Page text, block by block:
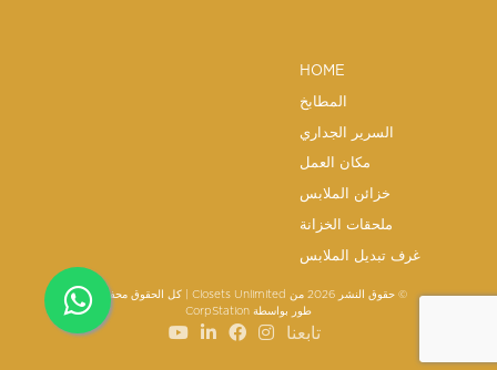
HOME
المطابخ
السرير الجداري
مكان العمل
خزائن الملابس
ملحقات الخزانة
غرف تبديل الملابس
© حقوق النشر 2026 من Closets Unlimited | كل الحقوق محفوظة
طور بواسطة CorpStation
تابعنا